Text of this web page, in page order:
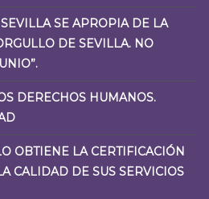
SE APROPIA DE LA
DE SEVILLA. NO
DERECHOS HUMANOS.
OBTIENE LA CERTIFICACIÓN
CALIDAD DE SUS SERVICIOS